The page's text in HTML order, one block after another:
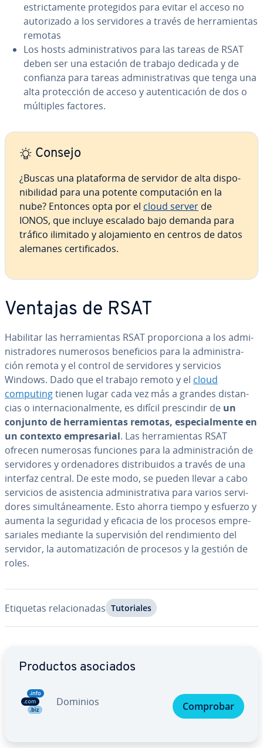
es­tri­c­ta­me­n­te pro­te­gi­dos para evitar el acceso no
au­to­ri­za­do a los se­r­vi­do­res a través de he­rra­mie­n­tas
remotas
Los hosts ad­mi­ni­s­tra­ti­vos para las tareas de RSAT
deben ser una estación de trabajo dedicada y de
confianza para tareas ad­mi­ni­s­tra­ti­vas que tenga una
alta pro­te­c­ción de acceso y au­te­n­ti­ca­ción de dos o
múltiples factores.
Consejo
¿Buscas una pla­ta­fo­r­ma de servidor de alta di­s­po­
ni­bi­li­dad para una potente co­mpu­tación en la
nube? Entonces opta por el cloud server de
IONOS, que incluye escalado bajo demanda para
tráfico ilimitado y alo­ja­mie­n­to en centros de datos
alemanes ce­r­ti­fi­ca­dos.
Ventajas de RSAT
Habilitar las he­rra­mie­n­tas RSAT pro­po­r­cio­na a los ad­mi­
ni­s­tra­do­res numerosos be­ne­fi­cios para la ad­mi­ni­s­tra­
ción remota y el control de se­r­vi­do­res y servicios
Windows. Dado que el trabajo remoto y el cloud
computingtienen lugar cada vez más a grandes di­s­ta­n­
cias o in­te­r­na­cio­na­l­me­n­te, es difícil pre­s­ci­n­dir de un
conjunto de he­rra­mie­n­tas remotas, es­pe­cia­l­me­n­te en
un contexto em­pre­sa­rial. Las he­rra­mie­n­tas RSAT
ofrecen numerosas funciones para la ad­mi­ni­s­tra­ción de
se­r­vi­do­res y or­de­na­do­res di­s­tri­bui­dos a través de una
interfaz central. De este modo, se pueden llevar a cabo
servicios de asi­s­te­n­cia ad­mi­ni­s­tra­ti­va para varios se­r­vi­
do­res si­mu­l­tá­nea­me­n­te. Esto ahorra tiempo y esfuerzo y
aumenta la seguridad y eficacia de los procesos em­pre­
sa­ria­les mediante la su­pe­r­vi­sión del re­n­di­mie­n­to del
servidor, la au­to­ma­ti­za­ción de procesos y la gestión de
roles.
Etiquetas re­la­cio­na­das Tu­to­ria­les
Productos asociados
Dominios Comprobar